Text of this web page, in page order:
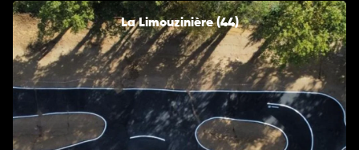
La Limouzinière (44)